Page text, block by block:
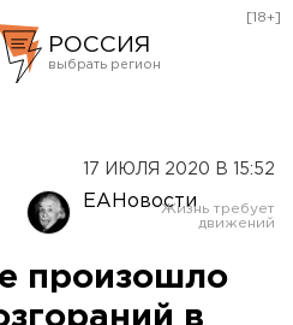
РОССИЯ
Оренбург
[18+]
17 ИЮЛЯ 2020 В 15:52
ЕАНовости
произошло
в